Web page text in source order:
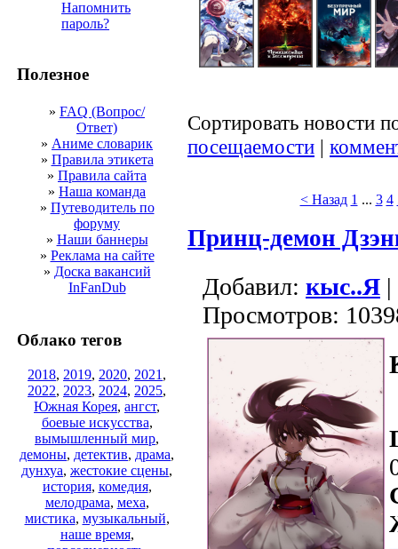
Напомнить
пароль?
Полезное
» FAQ (Вопрос/
Ответ)
» Аниме словарик
» Правила этикета
» Правила сайта
» Наша команда
» Путеводитель по
форуму
» Наши баннеры
» Реклама на сайте
» Доска вакансий
InFanDub
Облако тегов
2018, 2019, 2020, 2021 ,
2022, 2023, 2024, 2025,
Южная Корея, ангст,
боевые искусства,
вымышленный мир,
демоны, детектив, драма,
дунхуа, жестокие сцены,
история, комедия,
мелодрама, меха,
мистика, музыкальный,
наше время,
Сортировать новости
посещаемости |
< Назад 1 ... 3 4
Принц-демон
Добавил: кыс..Я
Просмотров: